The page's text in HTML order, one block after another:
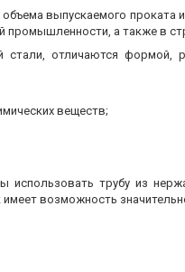
выпускаемого
а также в
отличаются формой,
веществ;
использовать трубу из
возможность